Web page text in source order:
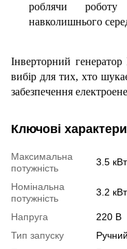
роблячи
навколишнього
Інверторний
вибір для тих, хто
забезпечення
Ключові
Максимальна
потужність
3.5 кВт
Номінальна
потужність
3.2 кВт
Напруга
220 В
Тип запуску
Ручний